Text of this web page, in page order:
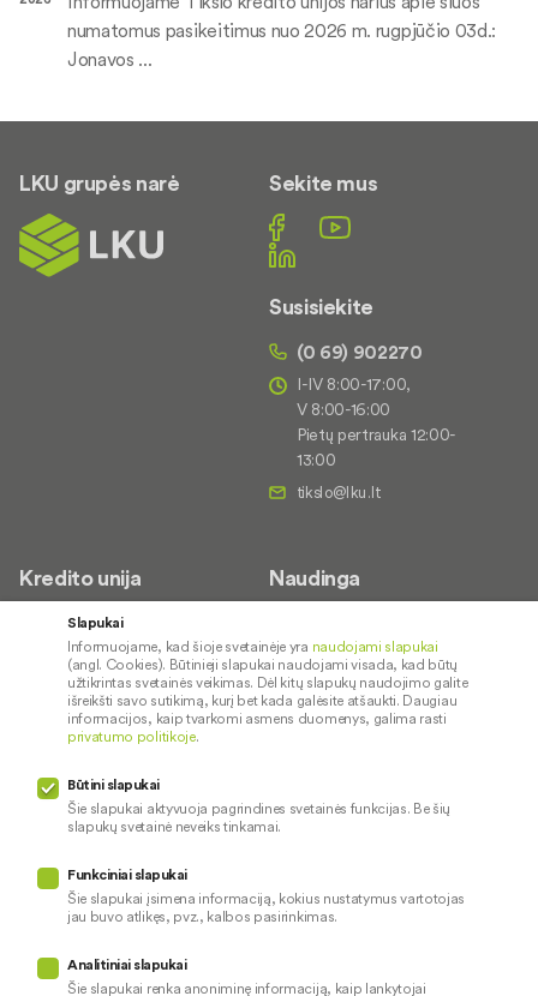
numatomus pasikeitimus nuo 2026 m. rugpjūčio 03d.:
Jonavos ...
LKU grupės narė Sekite mus
Susisiekite
(0 69) 902270
I-IV 8:00-17:00,
V 8:00-16:00
Pietų pertrauka 12:00-
13:00
Kredito unija
Apie mus
Kontaktai
Karjera
Socialinė atsakomybė
Naudinga
Palūkanų normos
Paslaugų teikimo sąlygos ir
įkainiai
Pranešėjų apsauga
Privatumo politika
Naudojami slapukai
Pinigų plovimo prevencija
Slapukai
Informuojame, kad šioje svetainėje yra naudojami slapukai
(angl. Cookies). Būtinieji slapukai naudojami visada, kad būtų
užtikrintas svetainės veikimas. Dėl kitų slapukų naudojimo galite
išreikšti savo sutikimą, kurį bet kada galėsite atšaukti. Daugiau
informacijos, kaip tvarkomi asmens duomenys, galima rasti
privatumo politikoje.
Būtini slapukai
Šie slapukai aktyvuoja pagrindines svetainės funkcijas. Be šių
slapukų svetainė neveiks tinkamai.
Funkciniai slapukai
Šie slapukai įsimena informaciją, kokius nustatymus vartotojas
jau buvo atlikęs, pvz., kalbos pasirinkimas.
Analitiniai slapukai
Šie slapukai renka anoniminę informaciją, kaip lankytojai